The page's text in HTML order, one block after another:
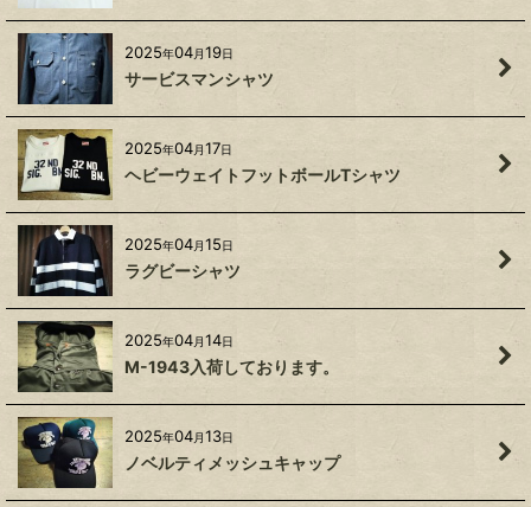
2025年04月19日
サービスマンシャツ
2025年04月17日
ヘビーウェイトフットボールTシャツ
2025年04月15日
ラグビーシャツ
2025年04月14日
M-1943入荷しております。
2025年04月13日
ノベルティメッシュキャップ